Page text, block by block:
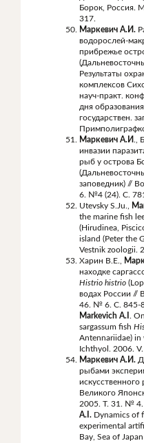
Борок, Россия.
317.
Маркевич А.И.
водорослей-
прибрежье
Результаты
комплексов
науч-практ.
дня
государствен.
Маркевич А.И.,
инвазии
рыб у острова
заповедник) //
6. №4 (24). С.
Utevsky S.Ju.,
the marine fish
(Hirudinea,
island (Peter the
Vestnik zoologii.
Харин В.Е.,
находке
Histrio histrio
водах России //
46. № 6. С. 845-
Markevich A.I.
sargassum fish
Antennariidae) in
Ichthyol. 2006.
Маркевич А.И.
рыбами
искусственного
Великого
2005. Т. 31. № 4.
A.I. Dynamics of
experimental
Bay, Sea of